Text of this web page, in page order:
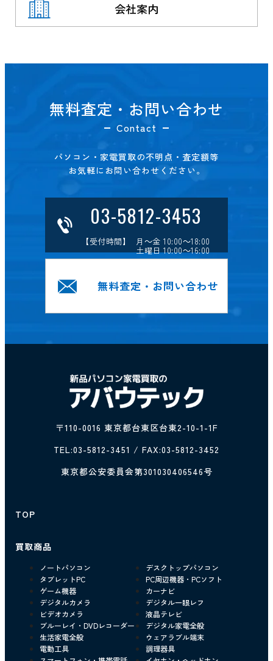
会社案内
無料査定・お問い合わせ
Contact
パソコン・家電買取の不明点・査定額等
お気軽にお問い合わせください。
03-5812-3453
【受付時間】 月～金 10:00～18:00
土曜日 10:00～16:00
無料査定・お問い合わせ
〒110-0016 東京都台東区台東2-10-1-1F
TEL:03-5812-3451 / FAX:03-5812-3452
東京都公安委員会第301030406546号
TOP
買取商品
ノートパソコン
デスクトップパソコン
タブレットPC
PC周辺機器・PCソフト
ゲーム機器
カーナビ
デジタルカメラ
デジタル一眼レフ
ビデオカメラ
液晶テレビ
ブルーレイ・DVDレコーダー
デジタル家電全般
生活家電全般
ウェアラブル端末
電動工具
調理器具